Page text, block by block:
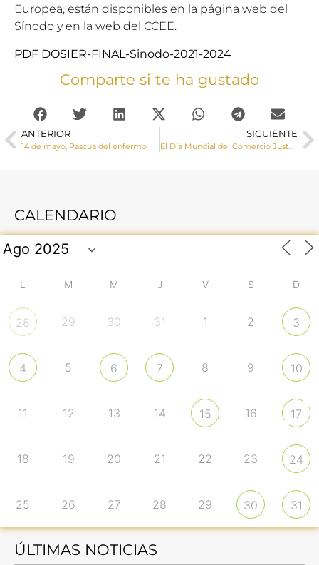
Europea, están disponibles en la página web del
Sínodo y en la web del CCEE.
PDF DOSIER-FINAL-Sinodo-2021-2024
Comparte si te ha gustado
ANTERIOR
14 de mayo, Pascua del enfermo
SIGUIENTE
El Día Mundial del Comercio Justo Cáritas invita a la ciudadanía a conocer productos que “le sientan bien a todo el mundo”
CALENDARIO
L M M J V S D
28 29 30 31 1 2 3
4 5 6 7 8 9 10
11 12 13 14 15 16 17
18 19 20 21 22 23 24
25 26 27 28 29 30 31
ÚLTIMAS NOTICIAS